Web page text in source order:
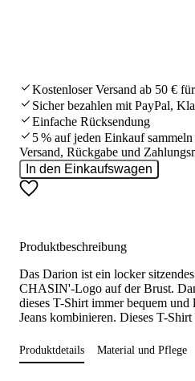
Kostenloser Versand ab 50 €
Sicher bezahlen mit PayPal,
Einfache Rücksendung
5 % auf jeden Einkauf
Versand, Rückgabe und
In den Einkaufswagen
Produktbeschreibung
Das Darion ist ein locker
CHASIN'-Logo auf der Brust.
dieses T-Shirt immer bequem
Jeans kombinieren. Dieses T-Shirt
Produktdetails Material und Pflege